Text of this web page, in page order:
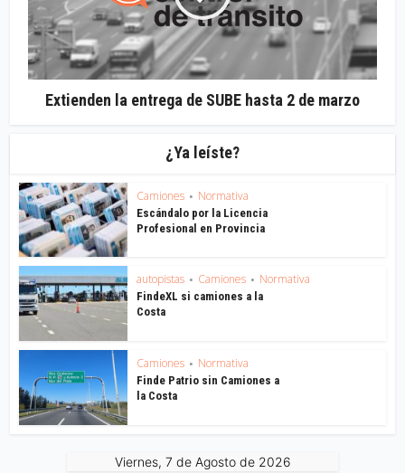
Extienden la entrega de SUBE hasta 2 de marzo
¿Ya leíste?
Camiones • Normativa
Escándalo por la Licencia
Profesional en Provincia
autopistas • Camiones • Normativa
FindeXL si camiones a la
Costa
Camiones • Normativa
Finde Patrio sin Camiones a
la Costa
Viernes, 7 de Agosto de 2026